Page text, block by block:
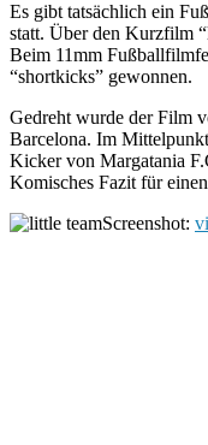
Es gibt tatsächlich ein
statt. Über den Kurzfilm
Beim 11mm
“shortkicks” gewonnen.
Gedreht wurde der Film
Barcelona. Im
Kicker von Margatania
Komisches Fazit für
Screenshot: